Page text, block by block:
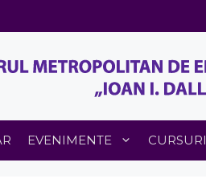
EVENIMENTE CURSURI